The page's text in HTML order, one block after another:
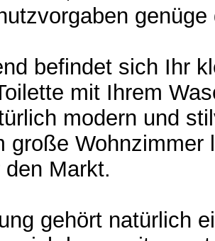
genüge
befindet sich Ihr
mit Ihrem
modern und
große
Markt.
gehört natürlich